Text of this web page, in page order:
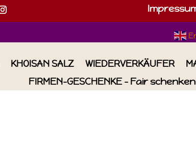
KHOISAN SALZ WIEDERVERKÄUFER
FIRMEN-GESCHENKE – Fair